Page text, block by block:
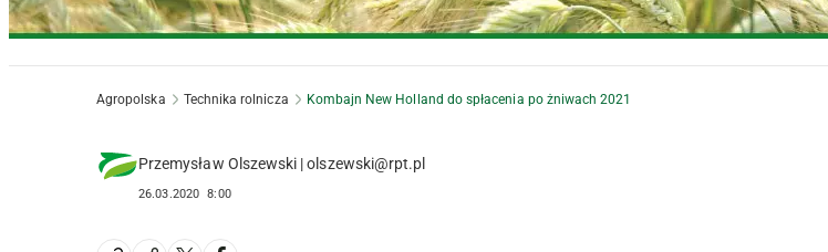
Agropolska Technika rolnicza Kombajn New Holland do spłacenia po żniwach 2021
Przemysław Olszewski | olszewski@rpt.pl
26.03.2020 8:00